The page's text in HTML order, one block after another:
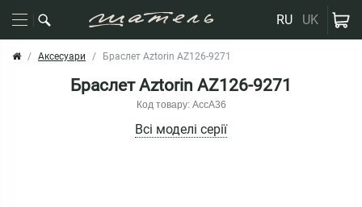
RU UK
Аксесуари Браслет Aztorin AZ126-9271
Браслет Aztorin AZ126-9271
Код товару: AccA36
Всі моделі серії